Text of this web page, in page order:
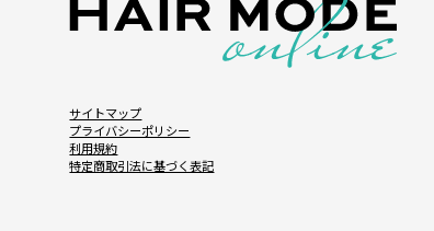
サイトマップ
プライバシーポリシー
利用規約
特定商取引法に基づく表記